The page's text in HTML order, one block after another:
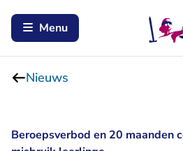
Menu
Nieuws
Beroepsverbod en 20 maanden